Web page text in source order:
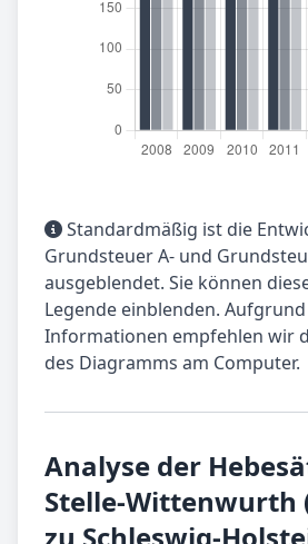
Standardmäßig ist die
Grundsteuer A- und
ausgeblendet. Sie können
Legende einblenden.
Informationen empfehlen wir
des Diagramms am Computer.
Analyse der
Stelle-Wittenwurth